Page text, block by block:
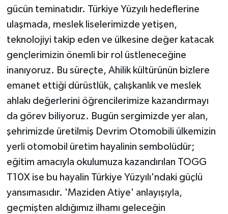
gücün teminatıdır. Türkiye Yüzyılı hedeflerine
ulaşmada, meslek liselerimizde yetişen,
teknolojiyi takip eden ve ülkesine değer katacak
gençlerimizin önemli bir rol üstleneceğine
inanıyoruz. Bu süreçte, Ahilik kültürünün bizlere
emanet ettiği dürüstlük, çalışkanlık ve meslek
ahlakı değerlerini öğrencilerimize kazandırmayı
da görev biliyoruz. Bugün sergimizde yer alan,
şehrimizde üretilmiş Devrim Otomobili ülkemizin
yerli otomobil üretim hayalinin sembolüdür;
eğitim amacıyla okulumuza kazandırılan TOGG
T10X ise bu hayalin Türkiye Yüzyılı'ndaki güçlü
yansımasıdır. 'Maziden Atiye' anlayışıyla,
geçmişten aldığımız ilhamı geleceğin